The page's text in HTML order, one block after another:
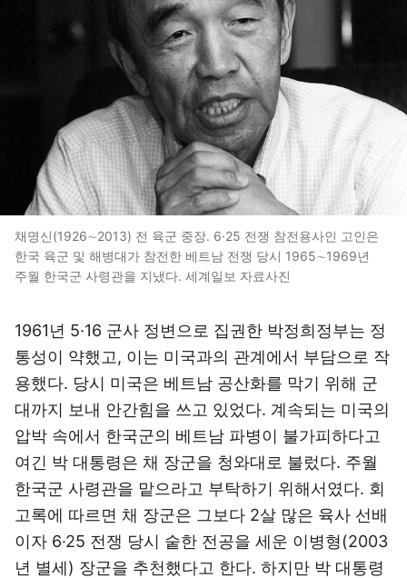
채명신(1926∼2013) 전 육군 중장. 6·25 전쟁 참전용사인 고인은
한국 육군 및 해병대가 참전한 베트남 전쟁 당시 1965∼1969년
주월 한국군 사령관을 지냈다. 세계일보 자료사진
1961년 5·16 군사 정변으로 집권한 박정희정부는 정
통성이 약했고, 이는 미국과의 관계에서 부담으로 작
용했다. 당시 미국은 베트남 공산화를 막기 위해 군
대까지 보내 안간힘을 쓰고 있었다. 계속되는 미국의
압박 속에서 한국군의 베트남 파병이 불가피하다고
여긴 박 대통령은 채 장군을 청와대로 불렀다. 주월
한국군 사령관을 맡으라고 부탁하기 위해서였다. 회
고록에 따르면 채 장군은 그보다 2살 많은 육사 선배
이자 6·25 전쟁 당시 숱한 전공을 세운 이병형(2003
년 별세) 장군을 추천했다고 한다. 하지만 박 대통령